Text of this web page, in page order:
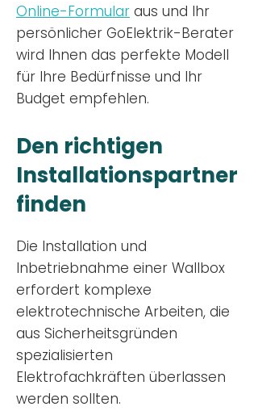
Online-Formular aus und Ihr
persönlicher GoElektrik-Berater
wird Ihnen das perfekte Modell
für Ihre Bedürfnisse und Ihr
Budget empfehlen.
Den richtigen
Installationspartner
finden
Die Installation und
Inbetriebnahme einer Wallbox
erfordert komplexe
elektrotechnische Arbeiten, die
aus Sicherheitsgründen
spezialisierten
Elektrofachkräften überlassen
werden sollten.